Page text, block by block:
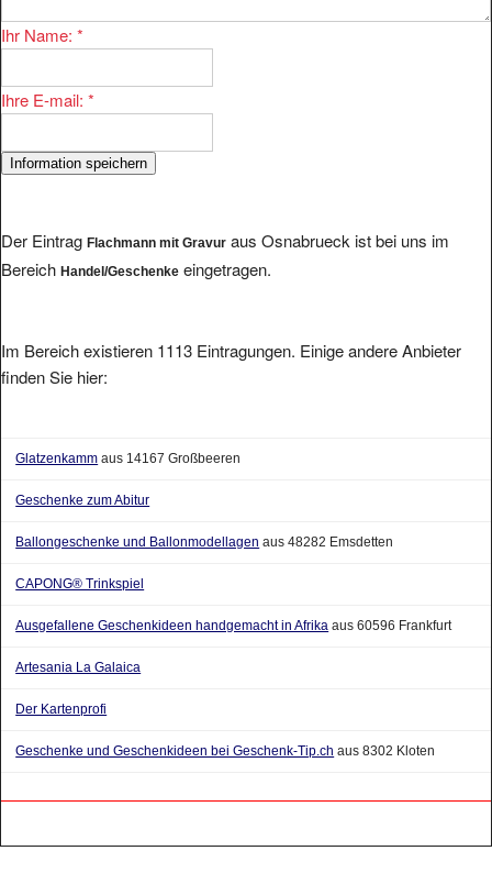
Ihr Name: *
Ihre E-mail: *
Der Eintrag Flachmann mit Gravur aus Osnabrueck ist bei uns im
Bereich Handel/Geschenke eingetragen.
Im Bereich existieren 1113 Eintragungen. Einige andere Anbieter
finden Sie hier:
Glatzenkamm aus 14167 Großbeeren
Geschenke zum Abitur
Ballongeschenke und Ballonmodellagen aus 48282 Emsdetten
CAPONG® Trinkspiel
Ausgefallene Geschenkideen handgemacht in Afrika aus 60596 Frankfurt
Artesania La Galaica
Der Kartenprofi
Geschenke und Geschenkideen bei Geschenk-Tip.ch aus 8302 Kloten